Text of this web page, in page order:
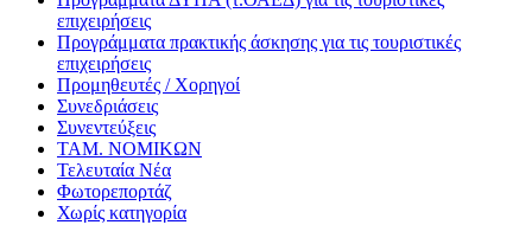
επιχειρήσεις
Προγράμματα πρακτικής άσκησης για τις τουριστικές
επιχειρήσεις
Προμηθευτές / Χορηγοί
Συνεδριάσεις
Συνεντεύξεις
ΤΑΜ. ΝΟΜΙΚΩΝ
Τελευταία Νέα
Φωτορεπορτάζ
Χωρίς κατηγορία